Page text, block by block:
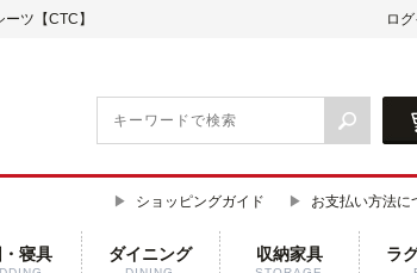
ツ【CTC】 ロ
ショッピングガイド お支払い方法に
寝具 ダイニング 収納家具 ラ